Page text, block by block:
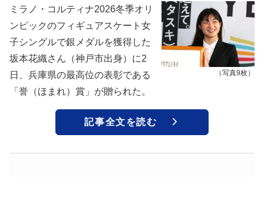
（写真9枚）
ミラノ・コルティナ2026冬季オリ
ンピックのフィギュアスケート女
子シングルで銀メダルを獲得した
坂本花織さん（神戸市出身）に2
日、兵庫県の最高位の表彰である
「誉（ほまれ）賞」が贈られた。
記事全文を読む